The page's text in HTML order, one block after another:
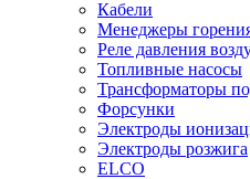
Кабели
Менеджеры
Реле давления
Топливные насосы
Трансформаторы
Форсунки
Электроды
Электроды розжига
ELCO